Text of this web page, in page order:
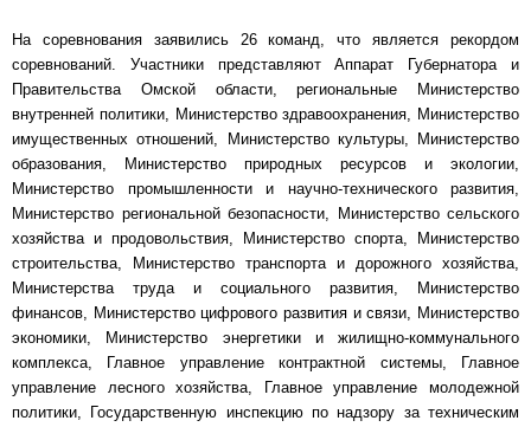
На соревнования заявились 26 команд, что является рекордом
соревнований. Участники представляют Аппарат Губернатора и
Правительства Омской области, региональные Министерство
внутренней политики, Министерство здравоохранения, Министерство
имущественных отношений, Министерство культуры, Министерство
образования, Министерство природных ресурсов и экологии,
Министерство промышленности и научно-технического развития,
Министерство региональной безопасности, Министерство сельского
хозяйства и продовольствия, Министерство спорта, Министерство
строительства, Министерство транспорта и дорожного хозяйства,
Министерства труда и социального развития, Министерство
финансов, Министерство цифрового развития и связи, Министерство
экономики, Министерство энергетики и жилищно-коммунального
комплекса, Главное управление контрактной системы, Главное
управление лесного хозяйства, Главное управление молодежной
политики, Государственную инспекцию по надзору за техническим